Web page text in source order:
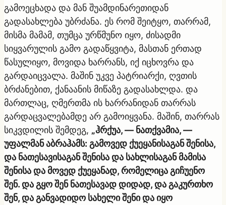
გამოეცხადა და მან შუამდინარეთიდან
გადასახლება უბრძანა. ეს რომ შეიტყო, თარრამ,
მისმა მამამ, თუმცა ურწმუნო იყო, ძისადმი
სიყვარულის გამო გადაწყვიტა, მასთან ერთად
წასულიყო, მოვიდა ხარრანს, იქ იცხოვრა და
გარდაიცვალა. მაშინ უკვე პატრიარქი, ღვთის
ბრძანებით, ქანაანის მიწაზე გადასახლდა. და
მართლაც, ღმერთმა ის ხარრანიდან თარრას
გარდაცვალებამდე არ გამოიყვანა. მაშინ, თარრას
სიკვდილის შემდეგ, „ჰრქუა, — ნათქვამია, —
უფალმან აბრაჰამს: გამოვედ ქუეყანისაგან შენისა,
და ნათესავისაგან შენისა და სახლისაგან მამისა
შენისა და მოვედ ქუეყანად, რომელიცა გიჩუენო
შენ. და გყო შენ ნათესავად დიდად, და გაკურთხო
შენ, და განვადიდო სახელი შენი და იყო